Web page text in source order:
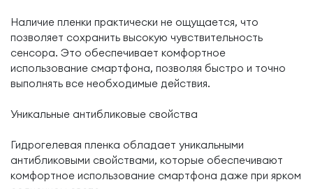
Наличие пленки практически не ощущается, что
позволяет сохранить высокую чувствительность
сенсора. Это обеспечивает комфортное
использование смартфона, позволяя быстро и точно
выполнять все необходимые действия.
Уникальные антибликовые свойства
Гидрогелевая пленка обладает уникальными
антибликовыми свойствами, которые обеспечивают
комфортное использование смартфона даже при ярком